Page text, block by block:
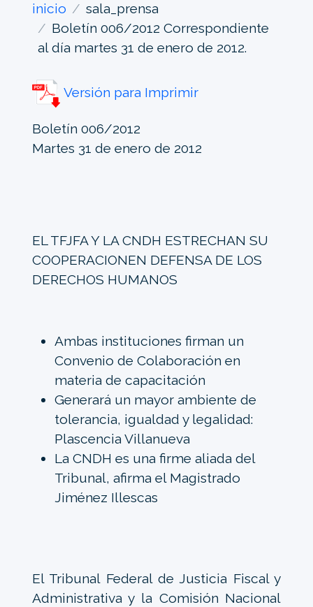
inicio
sala_prensa
Boletín 006/2012 Correspondiente
al día martes 31 de enero de 2012.
Versión para Imprimir
Boletín 006/2012
Martes 31 de enero de 2012
EL TFJFA Y LA CNDH ESTRECHAN SU
COOPERACIONEN DEFENSA DE LOS
DERECHOS HUMANOS
Ambas instituciones firman un
Convenio de Colaboración en
materia de capacitación
Generará un mayor ambiente de
tolerancia, igualdad y legalidad:
Plascencia Villanueva
La CNDH es una firme aliada del
Tribunal, afirma el Magistrado
Jiménez Illescas
El Tribunal Federal de Justicia Fiscal y
Administrativa y la Comisión Nacional